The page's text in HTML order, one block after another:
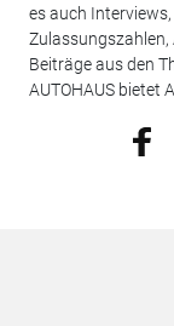
es auch
Beiträge aus den
AUTOHAUS bietet